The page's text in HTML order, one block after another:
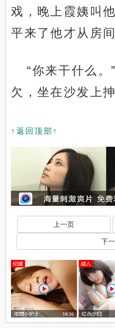
戏，晚上霞姨叫
平来了他才从房
“你来干什么。
欠，坐在沙发上抻
↑返回顶部↑
上一页
下